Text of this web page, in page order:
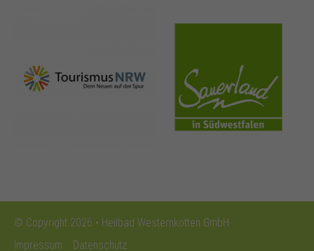
nrw-
tourismus.de
sauerland.co
m
© Copyright 2026 • Heilbad Westernkotten GmbH
Impressum
Datenschutz